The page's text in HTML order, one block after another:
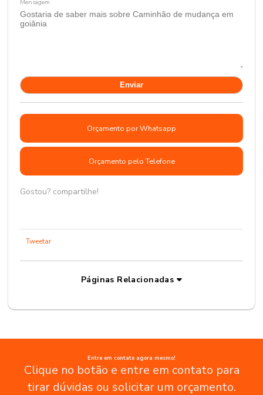
Mensagem
Orçamento por Whatsapp
Orçamento pelo Telefone
Gostou? compartilhe!
Tweetar
Páginas Relacionadas
Entre em contato agora mesmo!
Clique no botão e entre em contato para
tirar dúvidas ou solicitar um orçamento.